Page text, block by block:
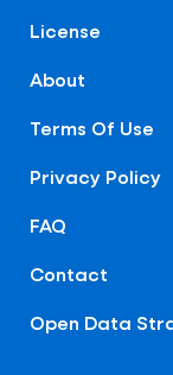
License
About
Terms Of Use
Privacy Policy
FAQ
Contact
Open Data